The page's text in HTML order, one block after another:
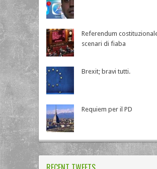
Referendum
scenari di fiaba
Brexit; bravi tutti.
Requiem per il PD